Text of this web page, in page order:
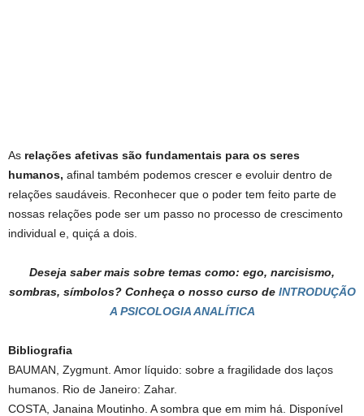
As relações afetivas são fundamentais para os seres
humanos, afinal também podemos crescer e evoluir dentro de
relações saudáveis. Reconhecer que o poder tem feito parte de
nossas relações pode ser um passo no processo de crescimento
individual e, quiçá a dois.
Deseja saber mais sobre temas como: ego, narcisismo,
sombras, símbolos? Conheça o nosso curso de INTRODUÇÃO
A PSICOLOGIA ANALÍTICA
Bibliografia
BAUMAN, Zygmunt. Amor líquido: sobre a fragilidade dos laços
humanos. Rio de Janeiro: Zahar.
COSTA, Janaina Moutinho. A sombra que em mim há. Disponível